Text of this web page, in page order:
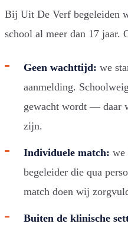
Bij Uit De Verf begeleiden
school al meer dan 17 jaar.
Geen wachttijd: we
aanmelding.
gewacht wordt — daar
zijn.
Individuele match: we
begeleider die qua
match doen wij
Buiten de klinische